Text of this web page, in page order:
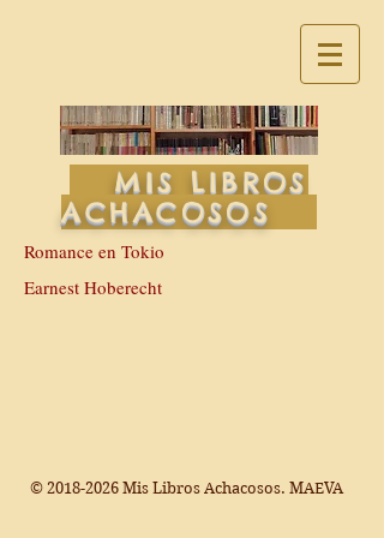
MIS LIBROS
ACHACOSOS
Romance en Tokio
Earnest Hoberecht
© 2018-2026 Mis Libros Achacosos. MAEVA